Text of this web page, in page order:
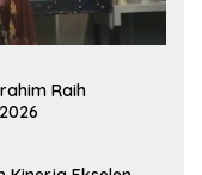
Raih